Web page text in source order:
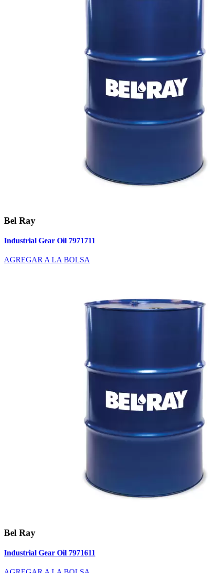
Bel Ray
Industrial Gear Oil 7971711
AGREGAR A LA BOLSA
Bel Ray
Industrial Gear Oil 7971611